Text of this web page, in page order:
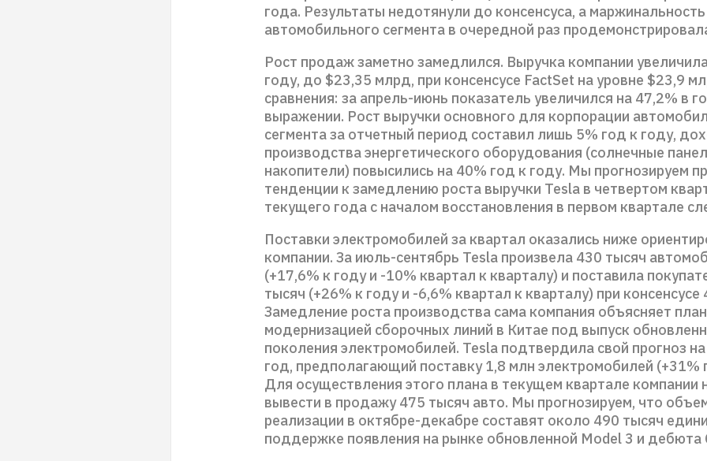
года. Результаты недотянули до консенсуса, а маржинальность
автомобильного сегмента в очередной раз
Рост продаж заметно замедлился. Выручка компании
году, до $23,35 млрд, при консенсусе FactSet на уровне $23,9
сравнения: за апрель-июнь показатель увеличился на 47,2% в
выражении. Рост выручки основного для корпорации
сегмента за отчетный период составил лишь 5% год к году,
производства энергетического оборудования (солнечные
накопители) повысились на 40% год к году. Мы прогнозируем
тенденции к замедлению роста выручки Tesla в четвертом
текущего года с началом восстановления в первом квартале
Поставки электромобилей за квартал оказались ниже
компании. За июль-сентябрь Tesla произвела 430 тысяч
(+17,6% к году и -10% квартал к кварталу) и поставила
тысяч (+26% к году и -6,6% квартал к кварталу) при консенсусе
Замедление роста производства сама компания объясняет
модернизацией сборочных линий в Китае под выпуск
поколения электромобилей. Tesla подтвердила свой прогноз
год, предполагающий поставку 1,8 млн электромобилей (+31%
Для осуществления этого плана в текущем квартале компании
вывести в продажу 475 тысяч авто. Мы прогнозируем, что
реализации в октябре-декабре составят около 490 тысяч
поддержке появления на рынке обновленной Model 3 и дебюта